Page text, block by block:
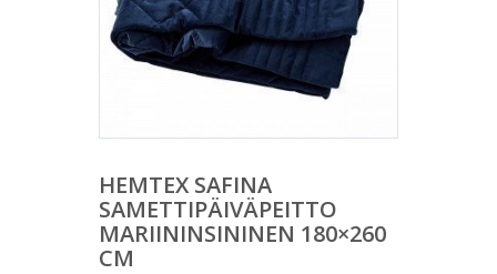
HEMTEX SAFINA
SAMETTIPÄIVÄPEITTO
MARIININSININEN 180×260
CM